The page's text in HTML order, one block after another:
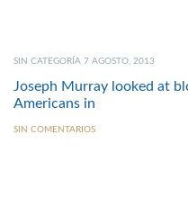
SIN CATEGORÍA 7 AGOSTO, 2013
Joseph Murray looked at
Americans in
SIN COMENTARIOS